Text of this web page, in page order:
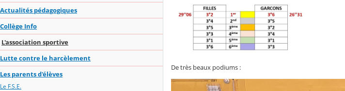
Actualités pédagogiques
Collège Info
L'association sportive
Lutte contre le harcèlement
Les parents d'élèves
Le F.S.E.
De très beaux podiums :